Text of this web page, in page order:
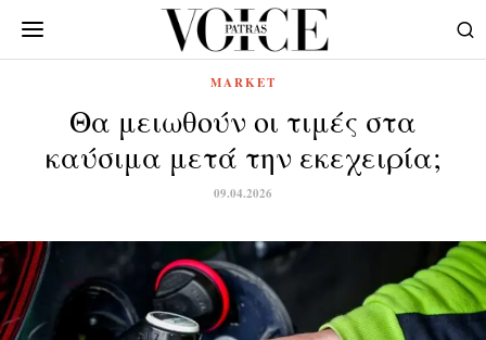
MARKET
Θα μειωθούν οι τιμές στα
καύσιμα μετά την εκεχειρία;
09.04.2026